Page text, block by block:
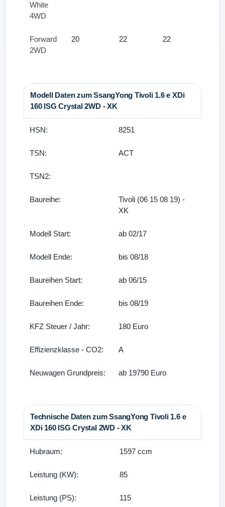
White
4WD
Forward
2WD
20 22 22
Modell Daten zum SsangYong Tivoli 1.6 e XDi
160 ISG Crystal 2WD - XK
HSN: 8251
TSN: ACT
TSN2:
Baureihe:
Tivoli (06 15 08 19) -
XK
Modell Start: ab 02/17
Modell Ende: bis 08/18
Baureihen Start: ab 06/15
Baureihen Ende: bis 08/19
KFZ Steuer / Jahr: 180 Euro
Effizienzklasse - CO2: A
Neuwagen Grundpreis: ab 19790 Euro
Technische Daten zum SsangYong Tivoli 1.6 e
XDi 160 ISG Crystal 2WD - XK
Hubraum: 1597 ccm
Leistung (KW): 85
Leistung (PS): 115